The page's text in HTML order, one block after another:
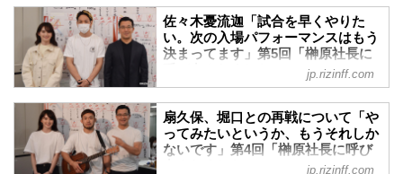
中でモチベーションという概念がないの
で、試合があってもなくてもあまり上下
なく、淡々と生活してます」と答え...
矢地は「家の中で簡単な自重トレーニン
グなど、できる限りのことをしてます」
と笑顔で話した。また「次の試合が決ま
っていない中でのモチベーションはどう
してる？」と質問されると「逆に、試合
がない期間が今までなかったのでポジテ
ィブに捉え、この期間を自分の能力アッ
プの期間としています。モチ...
本日5月13日（水）のYoutubeライブ配信
「榊原社長に呼び出されました」のゲス
トとして、RIZINファイターの大雅が登
場！
榊原信行CEOとRIZINアンバサダーのく
ブ配信がスタート。MCの2人とともに番
組を盛り上げた。
番組冒頭、榊原CEOが「大雅って今、何
歳なの？」といきなり質問。「今年で24
佐々木憂流迦「試合を早くやりた
い。次の入場パフォーマンスはもう
決まってます」第5回「榊原社長に
呼び出されました」 - RIZIN
FIGHTING FEDERATION オフィシ
ャルサイト
「榊原社長に呼び出されました」3日連続
ライブ配信の最終日のゲストは“摩天楼の
鞍馬天狗” 佐々木憂流迦が登場！
jp.rizinff.com
扇久保、堀口との再戦について「や
ってみたいというか、もうそれしか
ないです」第4回「榊原社長に呼び
出されました」 - RIZIN FIGHTING
jp.rizinff.com